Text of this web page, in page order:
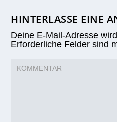
HINTERLASSE EINE
Deine E-Mail-Adresse
Erforderliche Felder sind